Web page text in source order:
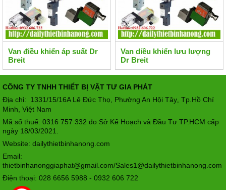
Van điều khiển áp suất Dr
Breit
Van diều khiển lưu lượng
Dr Breit
CÔNG TY TNHH THIẾT BỊ VẬT TƯ GIA PHÁT
Địa chỉ: 1331/15/16A Lê Đức Thọ, Phường An Hội Tây Tp.Hồ Chí
Minh, Việt Nam
Mã số thuế: 0316 757 332 do Sở Kế Hoạch và Đầu Tư TP.HCM cấp
ngày 18/03/2021.
Website: dailythietbinhanong.com
Email:
thietbinhanonggiaphat@gmail.com/Sales1@dailythietbinhanong.com
Điện thoại: 028 6656 5988 - 0932 606 722